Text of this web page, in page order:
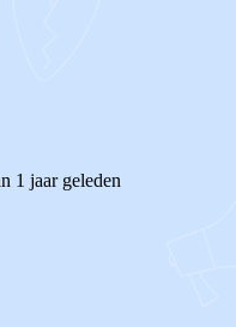
1 jaar geleden